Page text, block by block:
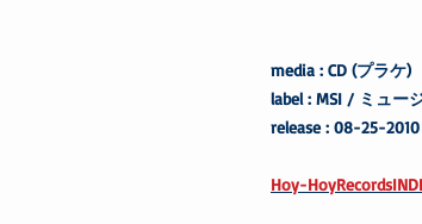
media : CD (プラケ)
label : MSI / ミュー
release : 08-25-2010
Hoy-